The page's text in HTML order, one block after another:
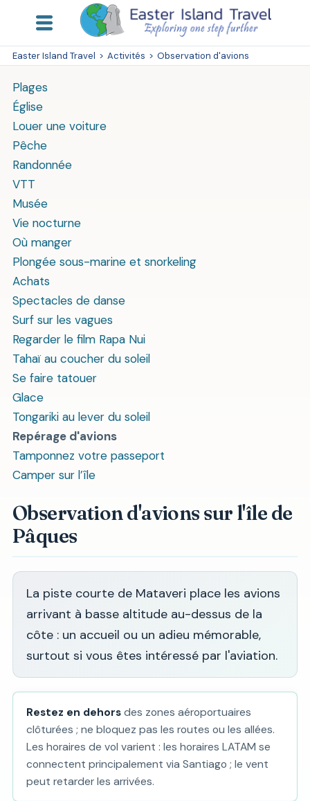
Easter Island Travel > Activités > Observation d'avions
Plages
Église
Louer une voiture
Pêche
Randonnée
VTT
Musée
Vie nocturne
Où manger
Plongée sous-marine et snorkeling
Achats
Spectacles de danse
Surf sur les vagues
Regarder le film Rapa Nui
Tahaï au coucher du soleil
Se faire tatouer
Glace
Tongariki au lever du soleil
Repérage d'avions
Tamponnez votre passeport
Camper sur l’île
Observation d'avions sur l'île de
Pâques
La piste courte de Mataveri place les avions
arrivant à basse altitude au-dessus de la
côte : un accueil ou un adieu mémorable,
surtout si vous êtes intéressé par l'aviation.
Restez en dehorsdes zones aéroportuaires
clôturées ; ne bloquez pas les routes ou les allées.
Les horaires de vol varient : les horaires LATAM se
connectent principalement via Santiago ; le vent
peut retarder les arrivées.